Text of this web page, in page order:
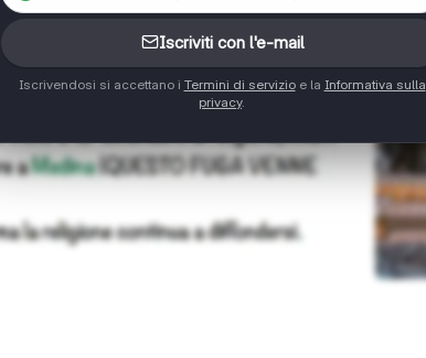
Iscriviti con l'e-mail
Iscrivendosi si accettano i Termini di servizioe la Informativa sulla
privacy.